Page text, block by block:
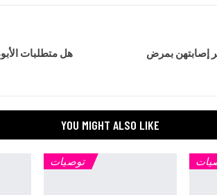
هل متطلبات
إصابتهن بمرض
YOU MIGHT ALSO LIKE
توصيات